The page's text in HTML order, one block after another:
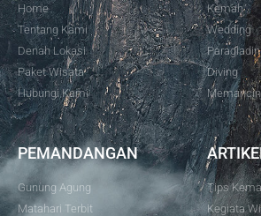
Home
Tentang Kami
Denah Lokasi
Paket Wisata
Hubungi Kami
Kemah
Wedding
Diving
PEMANDANGAN
Gunung Agung
Matahari Terbit
Tips
Kegiata